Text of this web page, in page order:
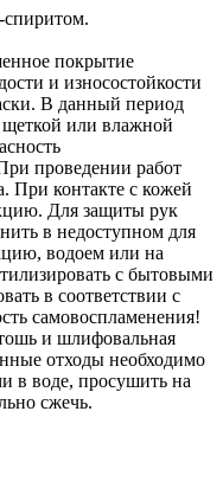
покрытие
и износостойкости
В данный период
или влажной
проведении работ
При контакте с кожей
Для защиты рук
в недоступном для
водоем или на
с бытовыми
в соответствии с
самовоспламенения!
и шлифовальная
отходы необходимо
в воде, просушить на
сжечь.